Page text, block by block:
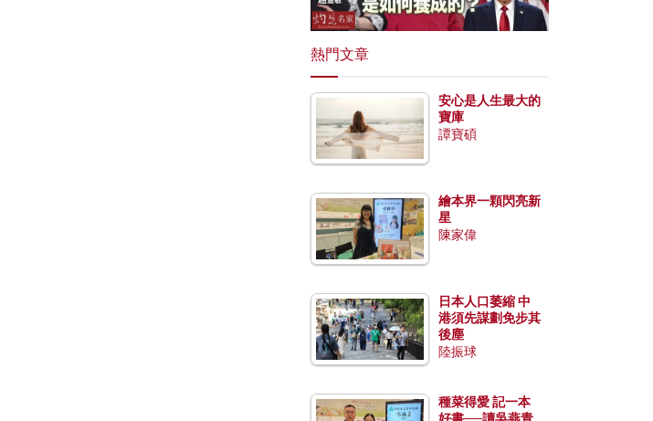
熱門文章
安心是人生最大的
寶庫
譚寶碩
繪本界一顆閃亮新
星
陳家偉
日本人口萎縮 中
港須先謀劃免步其
後塵
陸振球
種菜得愛 記一本